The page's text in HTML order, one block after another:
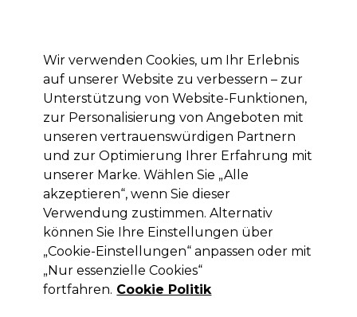
Anmelden
Marken Deals Haare Elektrogeräte Saloneinrichtung
Lieferung und Lieferzeiten
– mehr erfahren
L'Oréal Professionnel
L'Oréal Professionnel Série Expert
Metal DX Shampoo
(1)
18,10 € ohne MwSt. (PROFI-PREIS)
21,54 €inkl. MwSt.)| 6.03 € pro 100ml
Wir verwenden Cookies, um Ihr Erlebnis
auf unserer Website zu verbessern – zur
Unterstützung von Website-Funktionen,
zur Personalisierung von Angeboten mit
unseren vertrauenswürdigen Partnern
und zur Optimierung Ihrer Erfahrung mit
unserer Marke. Wählen Sie „Alle
akzeptieren“, wenn Sie dieser
Verwendung zustimmen. Alternativ
können Sie Ihre Einstellungen über
„Cookie-Einstellungen“ anpassen oder mit
„Nur essenzielle Cookies“
fortfahren. Cookie Politik